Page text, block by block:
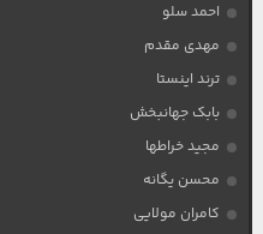
احمد سلو
مهدی مقدم
ترند اینستا
بابک جهانبخش
مجید خراطها
محسن یگانه
کامران مولایی